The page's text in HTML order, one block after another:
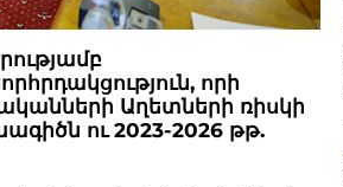
որի
Աղետների ռիսկի
ու 2023-2026 թթ.